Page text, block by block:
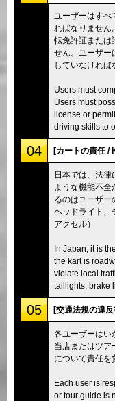
ユーザーはす
ればなりません
転免許証または
せん。ユーザー
していなければ
Users must
Users must
license or
driving skills to
04 [カートの責任
日本では、法
ような機能不
るのはユーザー
ヘッドライト、
アクセル）
In Japan, it is
the kart is
violate local
taillights, brake
05 [交通法規の違
各ユーザーはい
当店またはツア
について責任を
Each user is
or tour guide is